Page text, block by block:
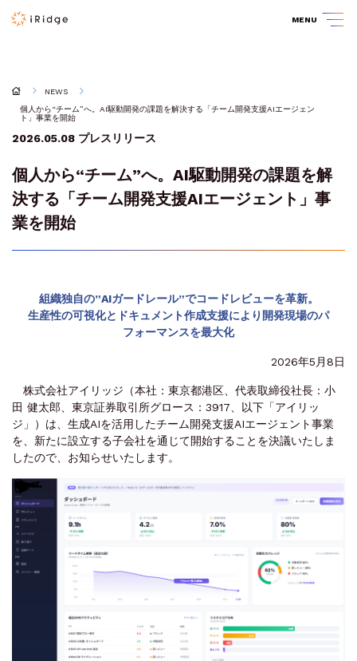
MENU
NEWS
個人から“チーム”へ。AI駆動開発の課題を解決する「チーム開発支援AIエージェン
ト」事業を開始
2026.05.08 プレスリリース
個人から“チーム”へ。AI駆動開発の課題を解
決する「チーム開発支援AIエージェント」事
業を開始
組織独自の”AIガードレール”でコードレビューを革新。
生産性の可視化とドキュメント作成支援により開発現場のパ
フォーマンスを最大化
2026年5月8日
株式会社アイリッジ（本社：東京都港区、代表取締役社長：小
田 健太郎、東京証券取引所グロース：3917、以下「アイリッ
ジ」）は、生成AIを活用したチーム開発支援AIエージェント事業
を、新たに設立する子会社を通じて開始することを決議いたしま
したので、お知らせいたします。